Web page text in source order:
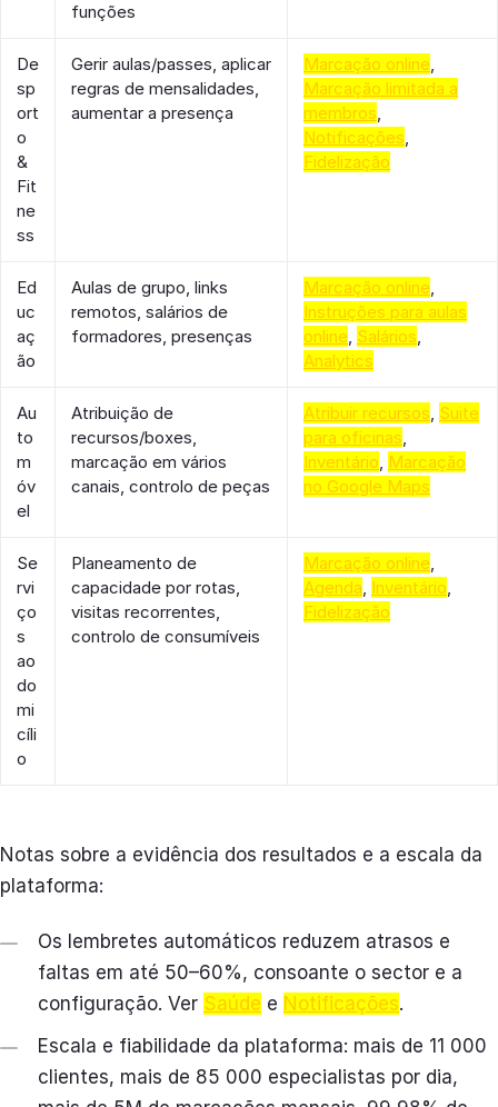
funções
De
sp
ort
o
&
Fit
ne
ss
Gerir aulas/passes, aplicar
regras de mensalidades,
aumentar a presença
Marcação online,
Marcação limitada a
membros,
Notificações,
Fidelização
Ed
uc
aç
ão
Aulas de grupo, links
remotos, salários de
formadores, presenças
Marcação online,
Instruções para aulas
online, Salários,
Analytics
Au
to
m
óv
el
Atribuição de
recursos/boxes,
marcação em vários
canais, controlo de peças
Atribuir recursos, Suite
para oficinas,
Inventário, Marcação
no Google Maps
Se
rvi
ço
s
ao
do
mi
cíli
o
Planeamento de
capacidade por rotas,
visitas recorrentes,
controlo de consumíveis
Marcação online,
Agenda, Inventário,
Fidelização
Notas sobre a evidência dos resultados e a escala da
plataforma:
Os lembretes automáticos reduzem atrasos e
faltas em até 50–60%, consoante o sector e a
configuração. Ver Saúde e Notificações.
Escala e fiabilidade da plataforma: mais de 11 000
clientes, mais de 85 000 especialistas por dia,